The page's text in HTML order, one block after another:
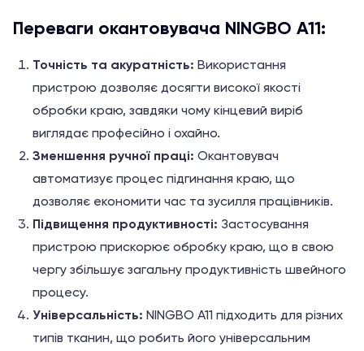
Переваги окантовувача NINGBO A11:
Точність та акуратність: Використання
пристрою дозволяє досягти високої якості
обробки краю, завдяки чому кінцевий виріб
виглядає професійно і охайно.
Зменшення ручної праці: Окантовувач
автоматизує процес підгинання краю, що
дозволяє економити час та зусилля працівників.
Підвищення продуктивності: Застосування
пристрою прискорює обробку краю, що в свою
чергу збільшує загальну продуктивність швейного
процесу.
Універсальність: NINGBO A11 підходить для різних
типів тканин, що робить його універсальним